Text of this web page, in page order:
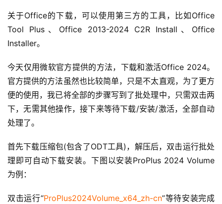
关于Office的下载，可以使用第三方的工具，比如Office
Tool Plus、Office 2013-2024 C2R Install、Office
Installer。
今天仅用微软官方提供的方法，下载和激活Office 2024。
官方提供的方法虽然也比较简单，只是不太直观，为了更方
便的使用，我已将全部的步骤写到了批处理中，只需双击两
下，无需其他操作，接下来等待下载/安装/激活，全部自动
处理了。
首先下载压缩包(包含了ODT工具)，解压后，双击运行批处
理即可自动下载安装。下图以安装ProPlus 2024 Volume
为例：
双击运行“ProPlus2024Volume_x64_zh-cn”等待安装完成